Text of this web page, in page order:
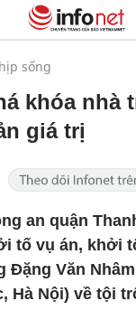
sống
khóa nhà
giá trị
an quận
tố vụ án, khởi
Văn
Hà Nội) về tội